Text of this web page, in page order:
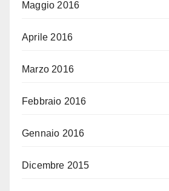
Maggio 2016
Aprile 2016
Marzo 2016
Febbraio 2016
Gennaio 2016
Dicembre 2015